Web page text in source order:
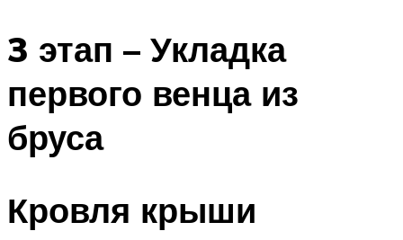
3 этап – Укладка
первого венца из
бруса
Кровля крыши